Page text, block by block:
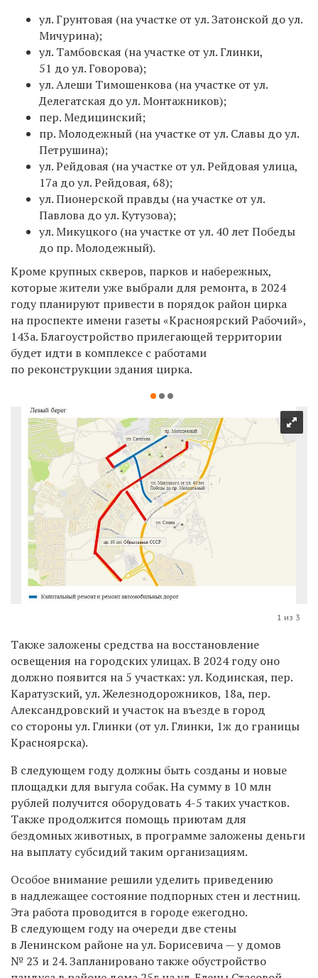
ул. Грунтовая (на участке от ул. Затонской до ул.
Мичурина);
ул. Тамбовская (на участке от ул. Глинки,
51 до ул. Говорова);
ул. Алеши Тимошенкова (на участке от ул.
Делегатская до ул. Монтажников);
пер. Медицинский;
пр. Молодежный (на участке от ул. Славы до ул.
Петрушина);
ул. Рейдовая (на участке от ул. Рейдовая улица,
17а до ул. Рейдовая, 68);
ул. Пионерской правды (на участке от ул.
Павлова до ул. Кутузова);
ул. Микуцкого (на участке от ул. 40 лет Победы
до пр. Молодежный).
Кроме крупных скверов, парков и набережных,
которые жители уже выбрали для ремонта, в 2024
году планируют привести в порядок район цирка
на проспекте имени газеты «Красноярский Рабочий»,
143а. Благоустройство прилегающей территории
будет идти в комплексе с работами
по реконструкции здания цирка.
1 из 3
Также заложены средства на восстановление
освещения на городских улицах. В 2024 году оно
должно появится на 5 участках: ул. Кодинская, пер.
Каратузский, ул. Железнодорожников, 18а, пер.
Александровский и участок на въезде в город
со стороны ул. Глинки (от ул. Глинки, 1ж до границы
Красноярска).
В следующем году должны быть созданы и новые
площадки для выгула собак. На сумму в 10 млн
рублей получится оборудовать 4-5 таких участков.
Также продолжится помощь приютам для
бездомных животных, в программе заложены деньги
на выплату субсидий таким организациям.
Особое внимание решили уделить приведению
в надлежащее состояние подпорных стен и лестниц.
Эта работа проводится в городе ежегодно.
В следующем году на очереди две стены
в Ленинском районе на ул. Борисевича — у домов
№ 23 и 24. Запланировано также обустройство